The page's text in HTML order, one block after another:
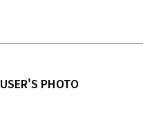
USER'S PHOTO